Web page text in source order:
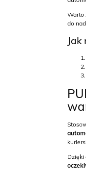
Warto
do
Dzięki